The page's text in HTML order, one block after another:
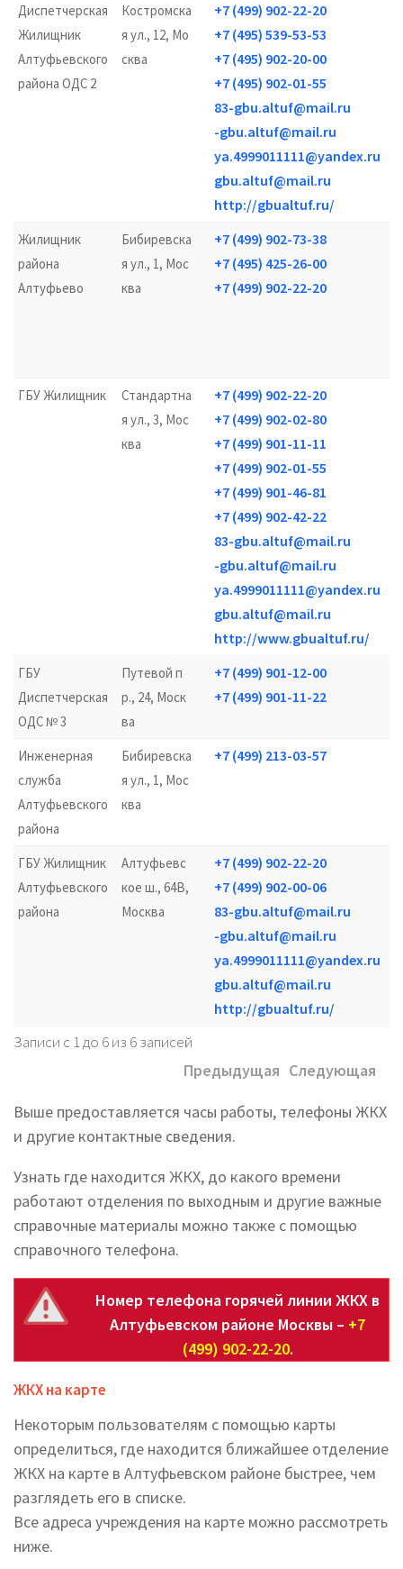
Диспетчерская
Жилищник
Алтуфьевского
района ОДС 2
Костромска
я ул., 12, Мо
сква
+7 (499) 902-22-20
+7 (495) 539-53-53
+7 (495) 902-20-00
+7 (495) 902-01-55
83-gbu.altuf@mail.ru
-gbu.altuf@mail.ru
ya.4999011111@yandex.ru
gbu.altuf@mail.ru
http://gbualtuf.ru/
Жилищник
района
Алтуфьево
Бибиревска
я ул., 1, Мос
ква
+7 (499) 902-73-38
+7 (495) 425-26-00
+7 (499) 902-22-20
ГБУ Жилищник
Стандартна
я ул., 3, Мос
ква
+7 (499) 902-22-20
+7 (499) 902-02-80
+7 (499) 901-11-11
+7 (499) 902-01-55
+7 (499) 901-46-81
+7 (499) 902-42-22
83-gbu.altuf@mail.ru
-gbu.altuf@mail.ru
ya.4999011111@yandex.ru
gbu.altuf@mail.ru
http://www.gbualtuf.ru/
ГБУ
Диспетчерская
ОДС № 3
Путевой п
р., 24, Моск
ва
+7 (499) 901-12-00
+7 (499) 901-11-22
Инженерная
служба
Алтуфьевского
района
Бибиревска
я ул., 1, Мос
ква
+7 (499) 213-03-57
ГБУ Жилищник
Алтуфьевского
района
Алтуфьевс
кое ш., 64В,
Москва
+7 (499) 902-22-20
+7 (499) 902-00-06
83-gbu.altuf@mail.ru
-gbu.altuf@mail.ru
ya.4999011111@yandex.ru
gbu.altuf@mail.ru
http://gbualtuf.ru/
Записи с 1 до 6 из 6 записей
Предыдущая Следующая
Выше предоставляется часы работы, телефоны ЖКХ
и другие контактные сведения.
Узнать где находится ЖКХ, до какого времени
работают отделения по выходным и другие важные
справочные материалы можно также с помощью
справочного телефона.
Номер телефона горячей линии ЖКХ в
Алтуфьевском районе Москвы – +7
(499) 902-22-20.
ЖКХ на карте
Некоторым пользователям с помощью карты
определиться, где находится ближайшее отделение
ЖКХ на карте в Алтуфьевском районе быстрее, чем
разглядеть его в списке.
Все адреса учреждения на карте можно рассмотреть
ниже.